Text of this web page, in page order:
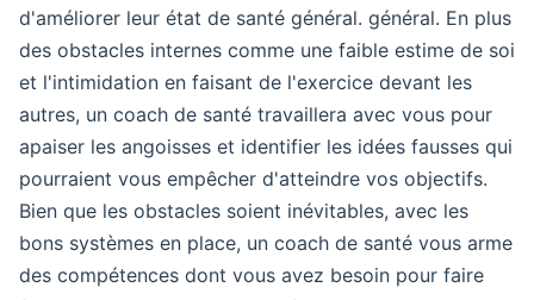
d'améliorer leur état de santé général. général. En plus
des obstacles internes comme une faible estime de soi
et l'intimidation en faisant de l'exercice devant les
autres, un coach de santé travaillera avec vous pour
apaiser les angoisses et identifier les idées fausses qui
pourraient vous empêcher d'atteindre vos objectifs.
Bien que les obstacles soient inévitables, avec les
bons systèmes en place, un coach de santé vous arme
des compétences dont vous avez besoin pour faire